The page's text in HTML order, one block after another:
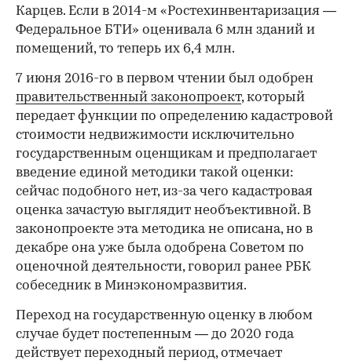
Карцев. Если в 2014-м «Ростехинвентаризация —
Федеральное БТИ» оценивала 6 млн зданий и
помещений, то теперь их 6,4 млн.
7 июня 2016-го в первом чтении был одобрен
правительственный законопроект, который
передает функции по определению кадастровой
стоимости недвижимости исключительно
государственным оценщикам и предполагает
введение единой методики такой оценки:
сейчас подобного нет, из-за чего кадастровая
оценка зачастую выглядит необъективной. В
законопроекте эта методика не описана, но в
декабре она уже была одобрена Советом по
оценочной деятельности, говорил ранее РБК
собеседник в Минэкономразвития.
Переход на государственную оценку в любом
случае будет постепенным — до 2020 года
действует переходный период, отмечает